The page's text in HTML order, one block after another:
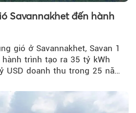
Savannakhet đến hành
gió ở Savannakhet, Savan 1
trình tạo ra 35 tỷ kWh
USD doanh thu trong 25 năm